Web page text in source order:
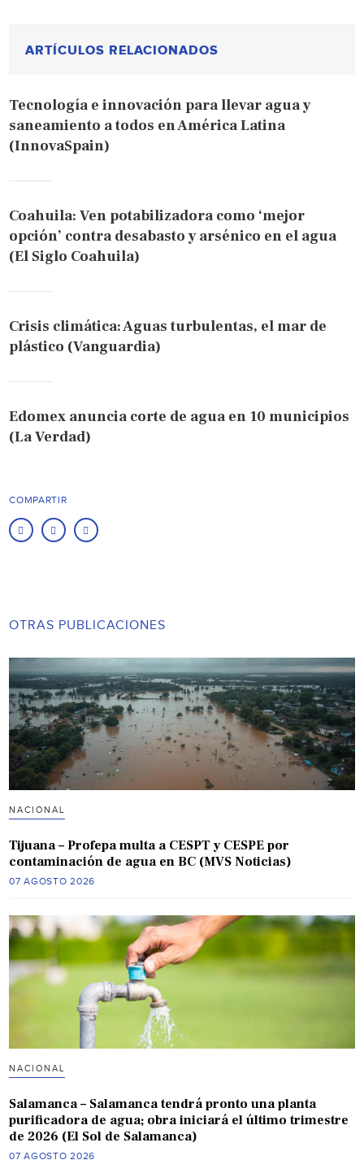
ARTÍCULOS RELACIONADOS
Tecnología e innovación para llevar agua y
saneamiento a todos en América Latina
(InnovaSpain)
Coahuila: Ven potabilizadora como ‘mejor
opción’ contra desabasto y arsénico en el agua
(El Siglo Coahuila)
Crisis climática: Aguas turbulentas, el mar de
plástico (Vanguardia)
Edomex anuncia corte de agua en 10 municipios
(La Verdad)
COMPARTIR
OTRAS PUBLICACIONES
NACIONAL
Tijuana – Profepa multa a CESPT y CESPE por
contaminación de agua en BC (MVS Noticias)
07 AGOSTO 2026
NACIONAL
Salamanca – Salamanca tendrá pronto una planta
purificadora de agua; obra iniciará el último trimestre
de 2026 (El Sol de Salamanca)
07 AGOSTO 2026